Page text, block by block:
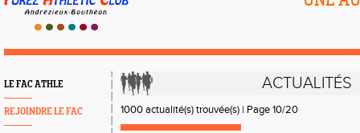
LE FAC ATHLE
REJOINDRE LE FAC
ACTUALITÉS
1000 actualité(s) trouvée(s) | Page 10/20